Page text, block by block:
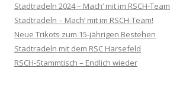
Stadtradeln 2024 – Mach‘ mit im RSCH-Team
Stadtradeln – Mach‘ mit im RSCH-Team!
Neue Trikots zum 15-jährigen Bestehen
Stadtradeln mit dem RSC Harsefeld
RSCH-Stammtisch – Endlich wieder